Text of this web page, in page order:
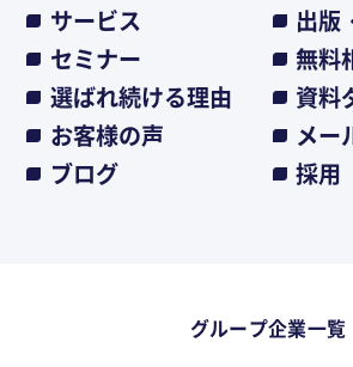
サービス
出版
セミナー
無料
選ばれ続ける理由
資料
お客様の声
メー
ブログ
採用
グループ企業一覧